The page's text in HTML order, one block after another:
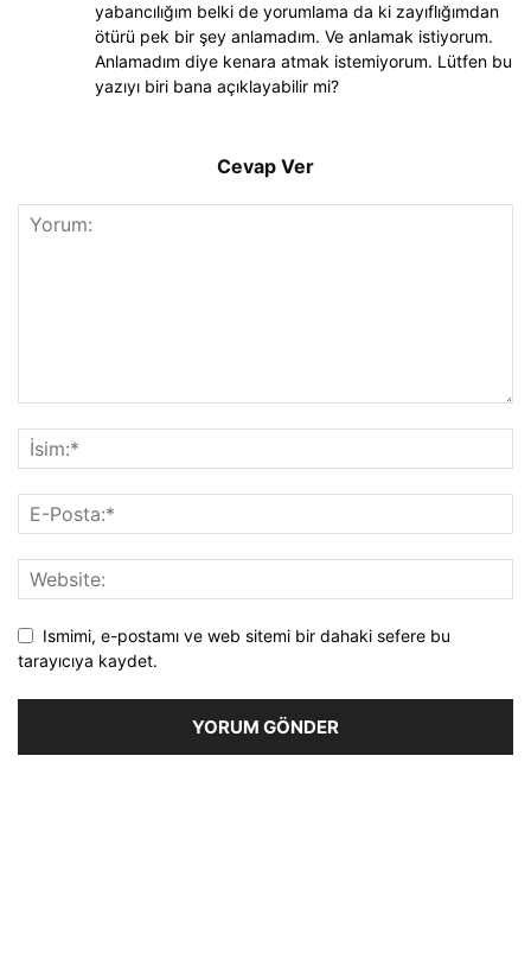
yabancılığım belki de yorumlama da ki zayıflığımdan
ötürü pek bir şey anlamadım. Ve anlamak istiyorum.
Anlamadım diye kenara atmak istemiyorum. Lütfen bu
yazıyı biri bana açıklayabilir mi?
Cevap Ver
Ismimi, e-postamı ve web sitemi bir dahaki sefere bu
tarayıcıya kaydet.